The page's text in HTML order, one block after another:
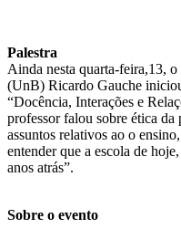
Palestra
Ainda nesta quarta-feira,13,
(UnB) Ricardo Gauche
“Docência, Interações e
professor falou sobre ética
assuntos relativos ao o
entender que a escola de
anos atrás”.
Sobre o evento